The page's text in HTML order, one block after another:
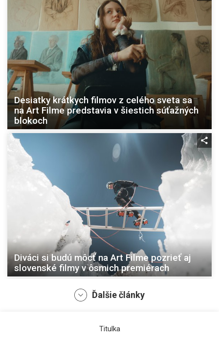
Desiatky krátkych filmov z celého sveta sa
na Art Filme predstavia v šiestich súťažných
blokoch
Diváci si budú môcť na Art Filme pozrieť aj
slovenské filmy v ôsmich premiérach
Ďalšie články
Titulka